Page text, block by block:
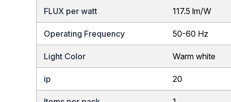
FLUX per watt 117.5 lm/W
Operating Frequency 50-60 Hz
Light Color Warm white
ip 20